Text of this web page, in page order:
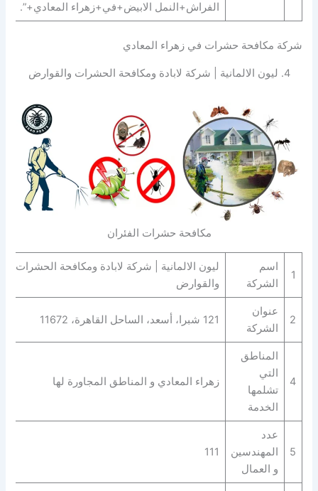
الفراش+النمل الابيض+في+زهراء المعادي+”.
شركة مكافحة حشرات في زهراء المعادي
4. ليون الالمانية | شركة لابادة ومكافحة الحشرات والقوارض
مكافحة حشرات الفئران
1
اسم
الشركة
ليون الالمانية | شركة لابادة ومكافحة الحشرات
والقوارض
2
عنوان
الشركة
121 شبرا، أسعد، الساحل القاهرة، 11672
4
المناطق
التي
تشلمها
الخدمة
زهراء المعادي و المناطق المجاورة لها
5
عدد
المهندسين
و العمال
111